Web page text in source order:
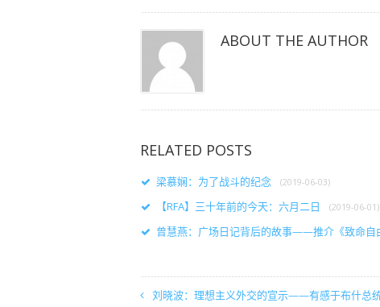
中
开）
中
开）
中
ABOUT THE AUTHOR
RELATED POSTS
梁慕娴：为了战斗的纪念 (2019-06-03)
【RFA】三十年前的今天：六月二日 (2019-06-01)
曾慧燕：广场日记背后的故事——推介《致命自
刘晓波：理想主义外交的宣示——有感于布什总